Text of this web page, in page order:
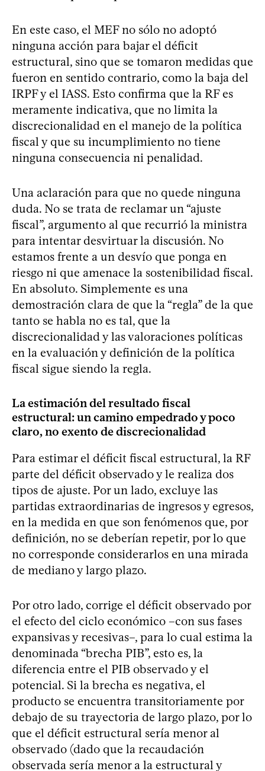
En este caso, el MEF no sólo no adoptó
ninguna acción para bajar el déficit
estructural, sino que se tomaron medidas que
fueron en sentido contrario, como la baja del
IRPF y el IASS. Esto confirma que la RF es
meramente indicativa, que no limita la
discrecionalidad en el manejo de la política
fiscal y que su incumplimiento no tiene
ninguna consecuencia ni penalidad.
Una aclaración para que no quede ninguna
duda. No se trata de reclamar un “ajuste
fiscal”, argumento al que recurrió la ministra
para intentar desvirtuar la discusión. No
estamos frente a un desvío que ponga en
riesgo ni que amenace la sostenibilidad fiscal.
En absoluto. Simplemente es una
demostración clara de que la “regla” de la que
tanto se habla no es tal, que la
discrecionalidad y las valoraciones políticas
en la evaluación y definición de la política
fiscal sigue siendo la regla.
La estimación del resultado fiscal
estructural: un camino empedrado y poco
claro, no exento de discrecionalidad
Para estimar el déficit fiscal estructural, la RF
parte del déficit observado y le realiza dos
tipos de ajuste. Por un lado, excluye las
partidas extraordinarias de ingresos y egresos,
en la medida en que son fenómenos que, por
definición, no se deberían repetir, por lo que
no corresponde considerarlos en una mirada
de mediano y largo plazo.
Por otro lado, corrige el déficit observado por
el efecto del ciclo económico –con sus fases
expansivas y recesivas–, para lo cual estima la
denominada “brecha PIB”, esto es, la
diferencia entre el PIB observado y el
potencial. Si la brecha es negativa, el
producto se encuentra transitoriamente por
debajo de su trayectoria de largo plazo, por lo
que el déficit estructural sería menor al
observado (dado que la recaudación
observada sería menor a la estructural y